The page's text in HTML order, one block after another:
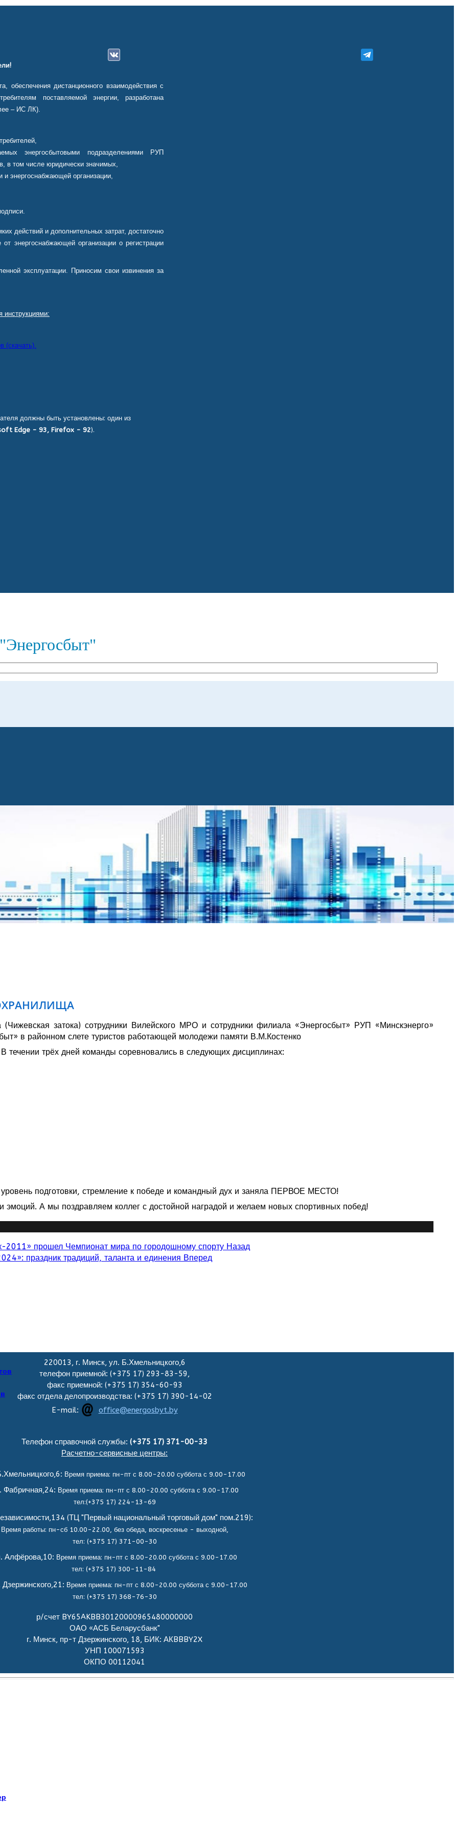
обеспечения дистанционного взаимодействия с
поставляемой энергии, разработана
– ИС ЛК).
энергосбытовыми подразделениями РУП
в том числе юридически значимых,
и энергоснабжающей организации,
действий и дополнительных затрат, достаточно
энергоснабжающей организации о регистрации
эксплуатации. Приносим свои извинения за
инструкциями:
(скачать).
должны быть установлены: один из
Edge - 93, Firefox - 92).
затока) сотрудники Вилейского МРО и сотрудники филиала «Энергосбыт» РУП «Минскэнерго»
в районном слете туристов работающей молодежи памяти В.М.Костенко
течении трёх дней команды соревновались в следующих дисциплинах:
подготовки, стремление к победе и командный дух и заняла ПЕРВОЕ МЕСТО!
А мы поздравляем коллег с достойной наградой и желаем новых спортивных побед!
прошел Чемпионат мира по городошному спорту Назад
праздник традиций, таланта и единения Вперед
220013, г. Минск, ул. Б.Хмельницкого,6
телефон приемной: (+375 17) 293-83-59,
факс приемной: (+375 17) 354-60-93
факс отдела делопроизводства: (+375 17) 390-14-02
E-mail:
office@energosbyt.by
Телефон справочной службы: (+375 17) 371-00-33
Расчетно-сервисные центры:
Время приема: пн-пт с 8.00-20.00 суббота с 9.00-17.00
Фабричная,24: Время приема: пн-пт с 8.00-20.00 суббота с 9.00-17.00
тел:(+375 17) 224-13-69
(ТЦ "Первый национальный торговый дом" пом.219):
Время работы: пн-сб 10.00-22.00, без обеда, воскресенье - выходной,
тел: (+375 17) 371-00-30
Алфёрова,10: Время приема: пн-пт с 8.00-20.00 суббота с 9.00-17.00
тел: (+375 17) 300-11-84
Время приема: пн-пт с 8.00-20.00 суббота с 9.00-17.00
тел: (+375 17) 368-76-30
р/счет BY65AKBB30120000965480000000
ОАО «АСБ Беларусбанк"
г. Минск, пр-т Дзержинского, 18, БИК: АКBBBY2X
УНП 100071593
ОКПО 00112041